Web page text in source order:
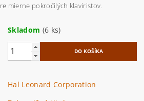
mierne pokročilých klaviristov.
Skladom (6 ks)
Hal Leonard Corporation